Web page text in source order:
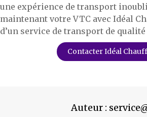
une expérience de transport
maintenant votre VTC avec Idéal
d’un service de transport de
Contacter Idéal
Auteur :